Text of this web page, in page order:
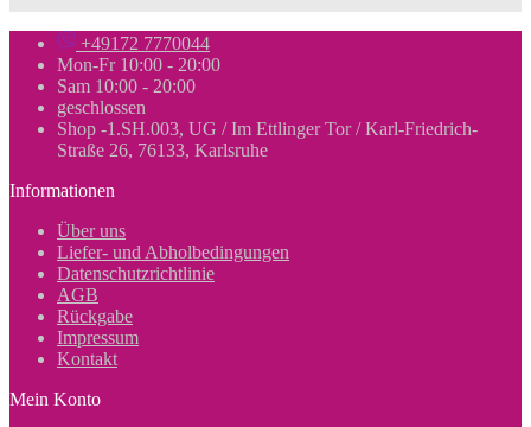
+49172 7770044
Mon-Fr 10:00 - 20:00
Sam 10:00 - 20:00
geschlossen
Shop -1.SH.003, UG / Im Ettlinger Tor / Karl-Friedrich-
Straße 26, 76133, Karlsruhe
Informationen
Über uns
Liefer- und Abholbedingungen
Datenschutzrichtlinie
AGB
Rückgabe
Impressum
Kontakt
Mein Konto